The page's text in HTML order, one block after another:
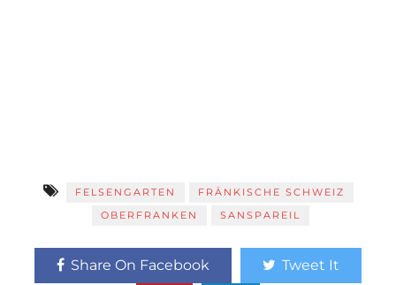
FELSENGARTEN
FRÄNKISCHE SCHWEIZ
OBERFRANKEN
SANSPAREIL
Share On Facebook Tweet It